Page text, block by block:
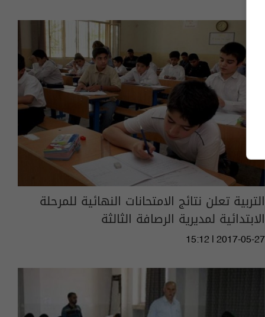
التربية تعلن نتائج الامتحانات النهائية للمرحلة
الابتدائية لمديرية الرصافة الثالثة
15:12 | 2017-05-27